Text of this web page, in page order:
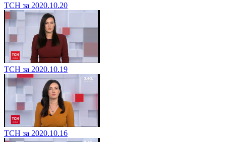
ТСН за 2020.10.20
ТСН за 2020.10.19
ТСН за 2020.10.16